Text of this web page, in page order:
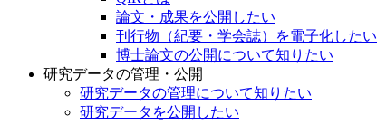
論文・成果を公開したい
刊行物（紀要・学会誌）を電子化したい
博士論文の公開について知りたい
研究データの管理・公開
研究データの管理について知りたい
研究データを公開したい